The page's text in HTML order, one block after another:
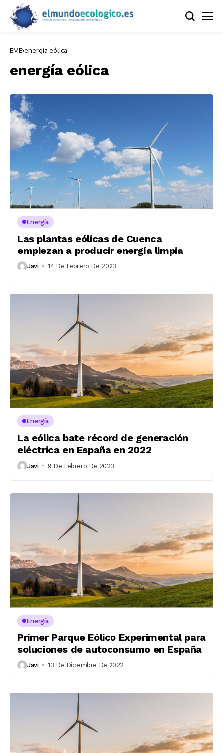
EME energía eólica
energía eólica
Energía
Las plantas eólicas de Cuenca
empiezan a producir energía limpia
Javi 14 De Febrero De 2023
Energía
La eólica bate récord de generación
eléctrica en España en 2022
Javi 9 De Febrero De 2023
Energía
Primer Parque Eólico Experimental para
soluciones de autoconsumo en España
Javi 13 De Diciembre De 2022